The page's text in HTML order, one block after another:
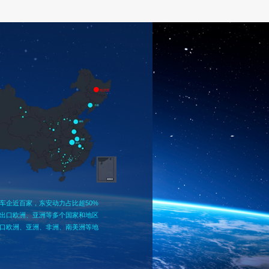
企近百家，东安动力占比超50%
口欧洲、亚洲等多个国家和地区
欧洲、亚洲、非洲、南美洲等地